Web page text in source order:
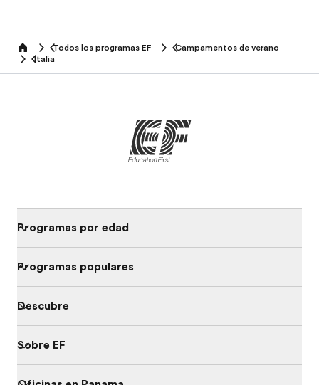
home Todos los programas EF
Campamentos de verano
Italia
Programas por edad
Programas populares
Descubre
Sobre EF